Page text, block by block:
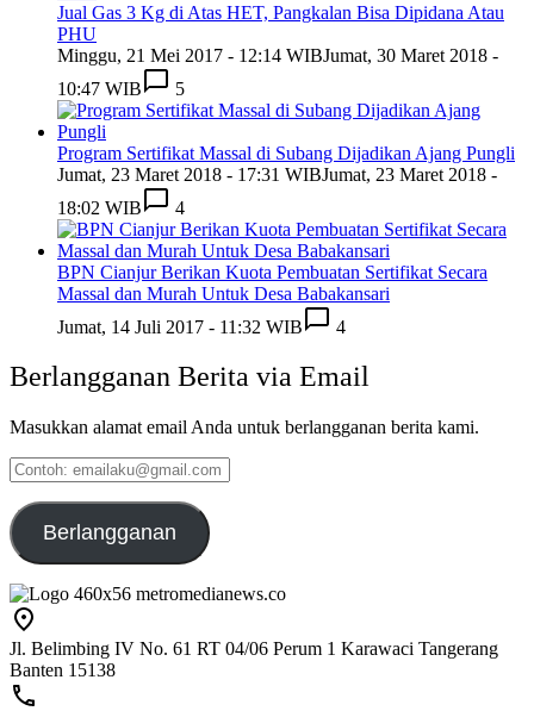
Jual Gas 3 Kg di Atas HET, Pangkalan Bisa Dipidana Atau
PHU
Minggu, 21 Mei 2017 - 12:14 WIBJumat, 30 Maret 2018 -
10:47 WIB
5
Program Sertifikat Massal di Subang Dijadikan Ajang Pungli
Jumat, 23 Maret 2018 - 17:31 WIBJumat, 23 Maret 2018 -
18:02 WIB
4
BPN Cianjur Berikan Kuota Pembuatan Sertifikat Secara
Massal dan Murah Untuk Desa Babakansari
Jumat, 14 Juli 2017 - 11:32 WIB
4
Berlangganan Berita via Email
Masukkan alamat email Anda untuk berlangganan berita kami.
Contoh:
emailaku@gmail.com
Berlangganan
Jl. Belimbing IV No. 61 RT 04/06 Perum 1 Karawaci Tangerang
Banten 15138